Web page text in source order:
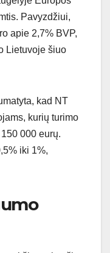
Pavyzdžiui,
apie 2,7% BVP,
Lietuvoje šiuo
kad NT
kurių turimo
000 eurų.
iki 1%,